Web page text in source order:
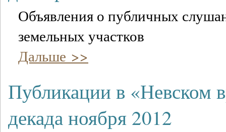
Объявления о публичных
земельных участков
Дальше >>
Публикации в «Невском
декада ноября 2012